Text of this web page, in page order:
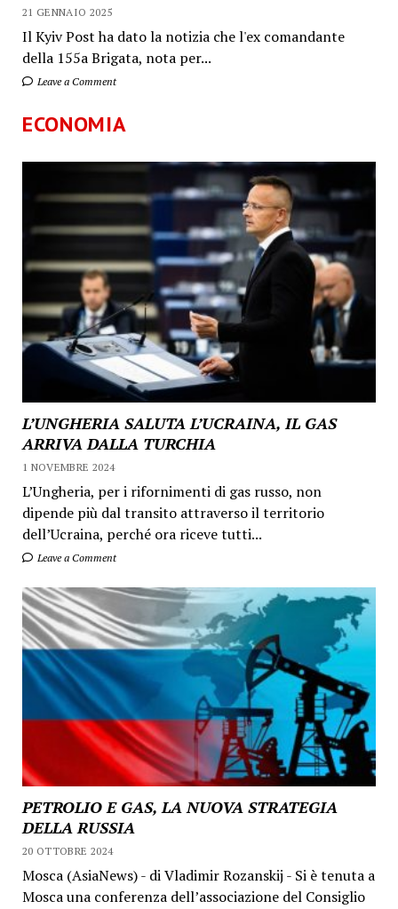
21 GENNAIO 2025
Il Kyiv Post ha dato la notizia che l'ex comandante
della 155a Brigata, nota per...
Leave a Comment
ECONOMIA
L’UNGHERIA SALUTA L’UCRAINA, IL GAS
ARRIVA DALLA TURCHIA
1 NOVEMBRE 2024
L’Ungheria, per i rifornimenti di gas russo, non
dipende più dal transito attraverso il territorio
dell’Ucraina, perché ora riceve tutti...
Leave a Comment
PETROLIO E GAS, LA NUOVA STRATEGIA
DELLA RUSSIA
20 OTTOBRE 2024
Mosca (AsiaNews) - di Vladimir Rozanskij - Si è tenuta a
Mosca una conferenza dell’associazione del Consiglio